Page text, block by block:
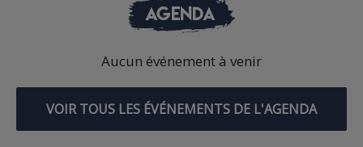
AGENDA
Aucun événement à venir
VOIR TOUS LES ÉVÉNEMENTS DE L'AGENDA